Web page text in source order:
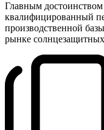
Главным
квалифицированный
производственной
рынке